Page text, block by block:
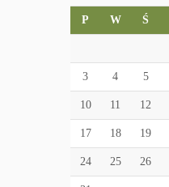
P W Ś
3 4 5
10 11 12
17 18 19
24 25 26